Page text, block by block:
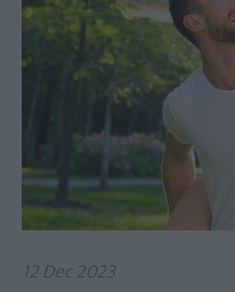
12 Dec 2023